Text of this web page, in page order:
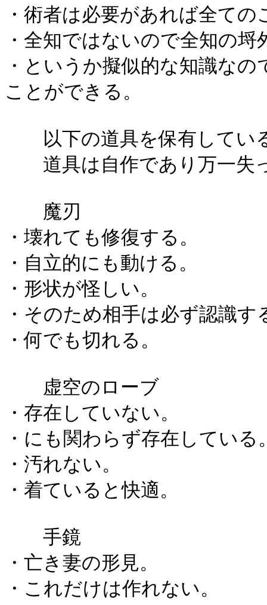
・術者は必要があれば全て
・全知ではないので全知の
・というか擬似的な知識な
ことができる。
以下の道具を保有してい
道具は自作であり万一失
魔刃
・壊れても修復する。
・自立的にも動ける。
・形状が怪しい。
・そのため相手は必ず認識
・何でも切れる。
虚空のローブ
・存在していない。
・にも関わらず存在している
・汚れない。
・着ていると快適。
手鏡
・亡き妻の形見。
・これだけは作れない。